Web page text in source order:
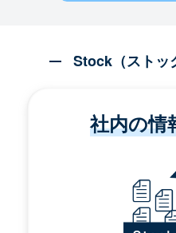
Stock（ストッ
社内の情